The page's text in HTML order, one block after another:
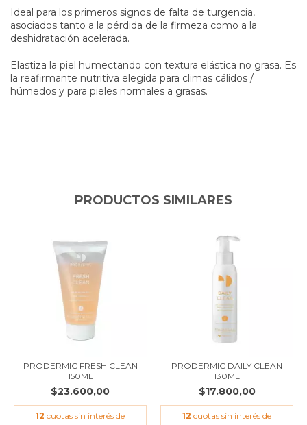
Ideal para los primeros signos de falta de turgencia,
asociados tanto a la pérdida de la firmeza como a la
deshidratación acelerada.
Elastiza la piel humectando con textura elástica no grasa. Es
la reafirmante nutritiva elegida para climas cálidos /
húmedos y para pieles normales a grasas.
PRODUCTOS SIMILARES
PRODERMIC FRESH CLEAN
150ML
$23.600,00
12 cuotas sin interés de
PRODERMIC DAILY CLEAN
130ML
$17.800,00
12 cuotas sin interés de